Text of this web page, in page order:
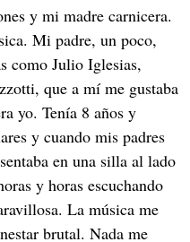
y mi madre carnicera.
Mi padre, un poco,
como Julio Iglesias,
que a mí me gustaba
yo. Tenía 8 años y
y cuando mis padres
en una silla al lado
y horas escuchando
La música me
brutal. Nada me